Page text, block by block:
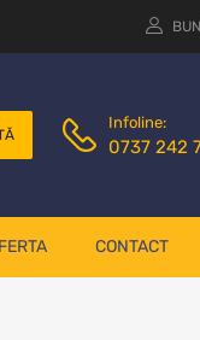
Infoline:
0737 242
CONTACT